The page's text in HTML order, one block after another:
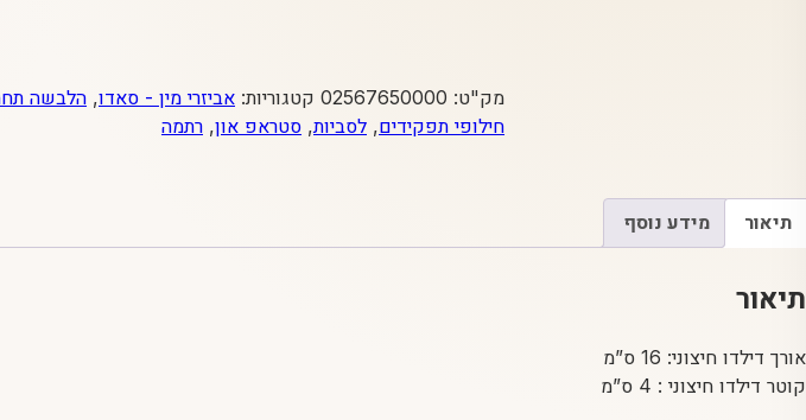
מק"ט: 02567650000 קטגוריות: אביזרי מין - סאדו, הלבשה
חילופי תפקידים, לסביות, סטראפ און, רתמה
תיאור מידע נוסף
תיאור
אורך דילדו חיצוני: 16 ס”מ
קוטר דילדו חיצוני : 4 ס”מ